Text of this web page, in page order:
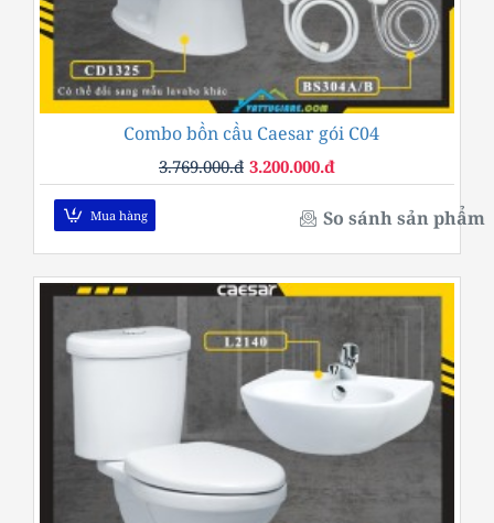
Combo bồn cầu Caesar gói C04
3.200.000.đ
3.769.000.đ
Mua hàng So sánh sản phẩm